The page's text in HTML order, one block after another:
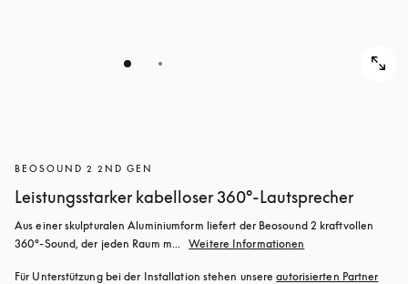
BEOSOUND 2 2ND GEN
Leistungsstarker kabelloser 360°-Lautsprecher
Aus einer skulpturalen Aluminiumform liefert der Beosound 2 kraftvollen
360°-Sound, der jeden Raum m...
Weitere Informationen
Für Unterstützung bei der Installation stehen unsere autorisierten Partner